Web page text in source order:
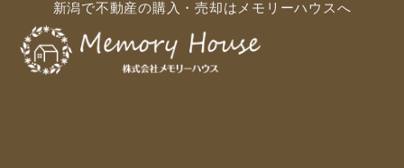
新潟で不動産の購入・売却はメモリーハウスへ